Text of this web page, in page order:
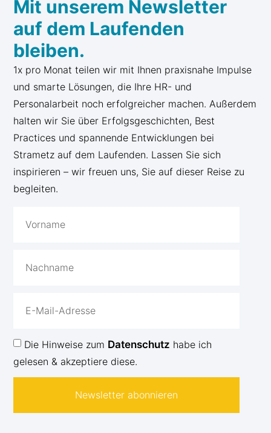
Mit unserem Newsletter
auf dem Laufenden
bleiben.
1x pro Monat teilen wir mit Ihnen praxisnahe Impulse
und smarte Lösungen, die Ihre HR- und
Personalarbeit noch erfolgreicher machen. Außerdem
halten wir Sie über Erfolgsgeschichten, Best
Practices und spannende Entwicklungen bei
Strametz auf dem Laufenden. Lassen Sie sich
inspirieren – wir freuen uns, Sie auf dieser Reise zu
begleiten.
Die Hinweise zum Datenschutz habe ich
gelesen & akzeptiere diese.
Newsletter abonnieren